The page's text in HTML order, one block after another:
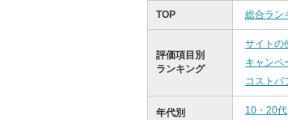
TOP 総合ラン
評価項目別
ランキング
サイトの
キャンペ
コストパ
年代別
10・20代